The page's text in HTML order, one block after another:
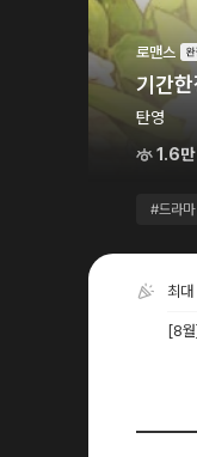
로맨스
기간한
탄영
1.6만
#드라마
최
[8